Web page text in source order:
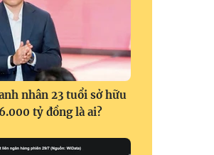
nhân 23 tuổi sở hữu
tỷ đồng là ai?